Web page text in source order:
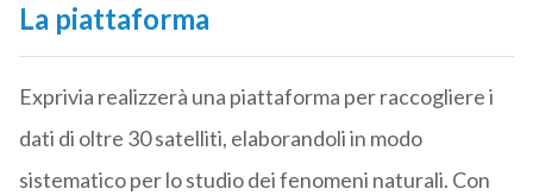
La piattaforma
Exprivia realizzerà una piattaforma per raccogliere i
dati di oltre 30 satelliti, elaborandoli in modo
sistematico per lo studio dei fenomeni naturali. Con